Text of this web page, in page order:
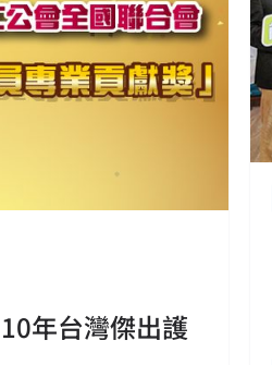
年台灣傑出護